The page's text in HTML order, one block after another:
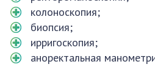
колоноскопия;
биопсия;
ирригоскопия;
аноректальная